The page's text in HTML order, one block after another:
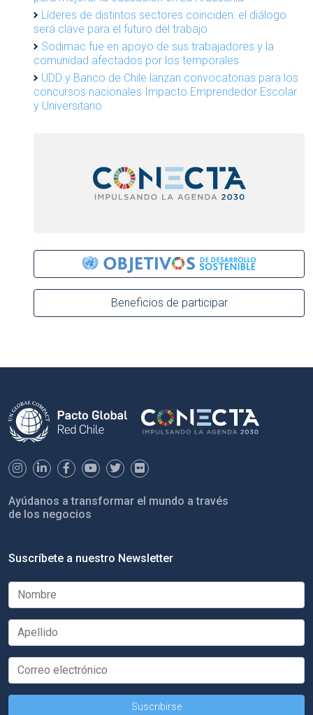
Líderes de distintos sectores coinciden: el diálogo
será clave para el futuro del trabajo
Sodimac fue en apoyo de sus trabajadores y la
comunidad afectados por los temporales
UDD y Banco de Chile lanzan convocatorias para los
concursos nacionales Impacto Emprendedor Escolar
y Universitario
Beneficios de participar
Ayúdanos a transformar el mundo a través
de los negocios
Suscríbete a nuestro Newsletter